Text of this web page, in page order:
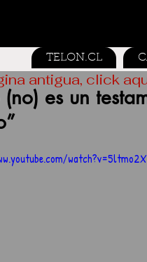
TELON.CL
(no) es un
antigua, click